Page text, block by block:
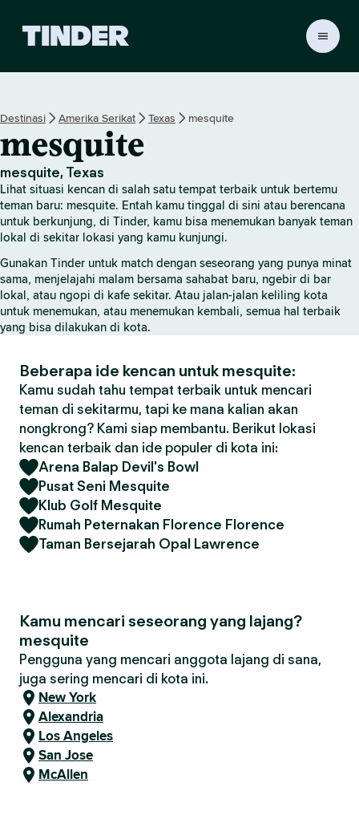
d
a
T
n
d
e
r
Destinasi Amerika Serikat Texas mesquite
mesquite
mesquite, Texas
Lihat situasi kencan di salah satu tempat terbaik untuk bertemu
teman baru: mesquite. Entah kamu tinggal di sini atau berencana
untuk berkunjung, di Tinder, kamu bisa menemukan banyak teman
lokal di sekitar lokasi yang kamu kunjungi.
Gunakan Tinder untuk match dengan seseorang yang punya minat
sama, menjelajahi malam bersama sahabat baru, ngebir di bar
lokal, atau ngopi di kafe sekitar. Atau jalan-jalan keliling kota
untuk menemukan, atau menemukan kembali, semua hal terbaik
yang bisa dilakukan di kota.
Beberapa ide kencan untuk mesquite:
Kamu sudah tahu tempat terbaik untuk mencari
teman di sekitarmu, tapi ke mana kalian akan
nongkrong? Kami siap membantu. Berikut lokasi
kencan terbaik dan ide populer di kota ini:
Arena Balap Devil's Bowl
Pusat Seni Mesquite
Klub Golf Mesquite
Rumah Peternakan Florence Florence
Taman Bersejarah Opal Lawrence
Kamu mencari seseorang yang lajang?
mesquite
Pengguna yang mencari anggota lajang di sana,
juga sering mencari di kota ini.
New York
Alexandria
Los Angeles
San Jose
McAllen